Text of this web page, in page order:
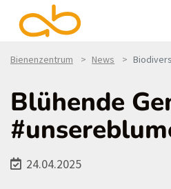
Bienenzentrum News
Blühende
24.04.2025